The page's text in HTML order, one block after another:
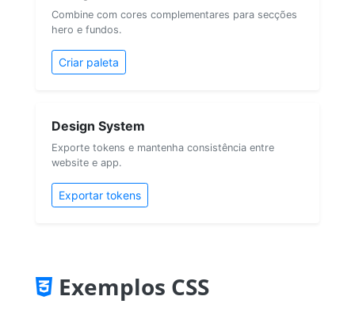
Combine com cores complementares para secções
hero e fundos.
Criar paleta
Design System
Exporte tokens e mantenha consistência entre
website e app.
Exportar tokens
Exemplos CSS